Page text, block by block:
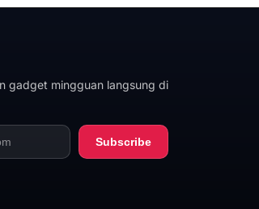
gadget mingguan langsung di
Subscribe